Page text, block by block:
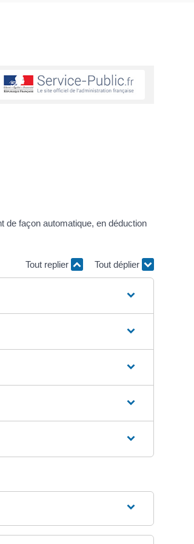
de façon automatique, en déduction
Tout replier Tout déplier